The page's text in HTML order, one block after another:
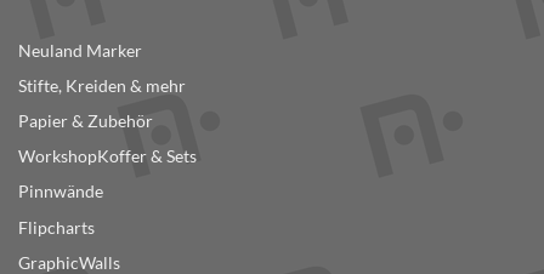
Neuland Marker
Stifte, Kreiden & mehr
Papier & Zubehör
WorkshopKoffer & Sets
Pinnwände
Flipcharts
GraphicWalls